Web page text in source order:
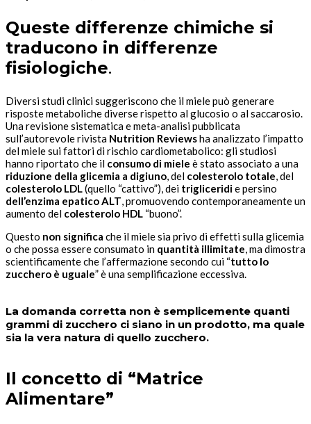
Queste differenze chimiche si
traducono in differenze
fisiologiche.
Diversi studi clinici suggeriscono che il miele può generare
risposte metaboliche diverse rispetto al glucosio o al saccarosio.
Una revisione sistematica e meta-analisi pubblicata
sull’autorevole rivista Nutrition Reviewsha analizzato l’impatto
del miele sui fattori di rischio cardiometabolico: gli studiosi
hanno riportato che il consumo di miele è stato associato a una
riduzione della glicemia a digiuno, del colesterolo totale, del
colesterolo LDL(quello “cattivo”), dei trigliceridie persino
dell’enzima epatico ALT, promuovendo contemporaneamente un
aumento del colesterolo HDL “buono”.
Questo non significa che il miele sia privo di effetti sulla glicemia
o che possa essere consumato in quantità illimitate, ma dimostra
scientificamente che l’affermazione secondo cui “tutto lo
zucchero è uguale” è una semplificazione eccessiva.
La domanda corretta non è semplicemente quanti
grammi di zucchero ci siano in un prodotto, ma quale
sia la vera natura di quello zucchero.
Il concetto di “Matrice
Alimentare”